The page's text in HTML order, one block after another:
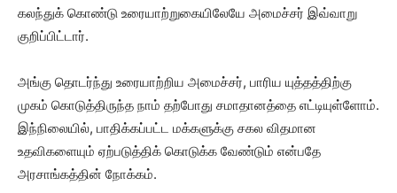
கலந்துக் கொண்டு உரையாற்றுகையிலேயே அமைச்சர் இவ்வாறு
குறிப்பிட்டார்.
அங்கு தொடர்ந்து உரையாற்றிய அமைச்சர், பாரிய யுத்தத்திற்கு
முகம் கொடுத்திருந்த நாம் தற்போது சமாதானத்தை எட்டியுள்ளோம்.
இந்நிலையில், பாதிக்கப்பட்ட மக்களுக்கு சகல விதமான
உதவிகளையும் ஏற்படுத்திக் கொடுக்க வேண்டும் என்பதே
அரசாங்கத்தின் நோக்கம்.